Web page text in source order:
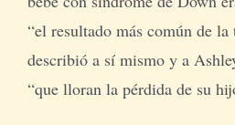
“el resultado más común de
describió a sí mismo y a
“que lloran la pérdida de su